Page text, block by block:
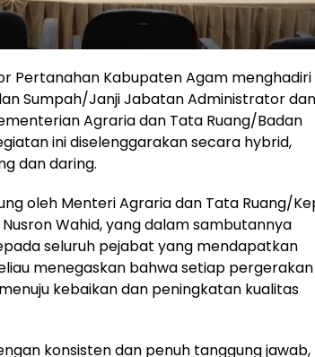
Pertanahan Kabupaten Agam menghadiri
Sumpah/Janji Jabatan Administrator dan
Agraria dan Tata Ruang/Badan
ini diselenggarakan secara hybrid,
dan daring.
oleh Menteri Agraria dan Tata Ruang/
Wahid, yang dalam sambutannya
seluruh pejabat yang mendapatkan
menegaskan bahwa setiap
kebaikan dan peningkatan kualitas
konsisten dan penuh tanggung jawab,